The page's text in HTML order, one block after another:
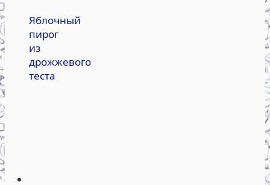
Яблочный
пирог
из
дрожжевого
теста